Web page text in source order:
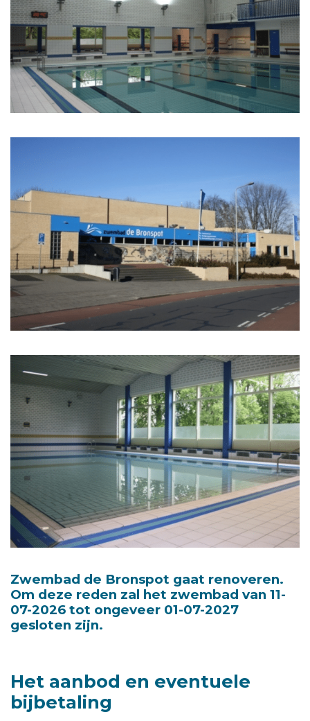
Zwembad de Bronspot gaat renoveren.
Om deze reden zal het zwembad van 11-
07-2026 tot ongeveer 01-07-2027
gesloten zijn.
Het aanbod en eventuele
bijbetaling